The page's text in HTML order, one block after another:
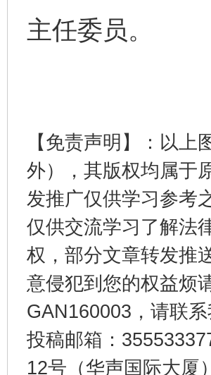
主任委员。
【免责声明】：以
外），其版权均属于
发推广仅供学习参考
仅供交流学习了解法
权，部分文章转发推
意侵犯到您的权益烦
GAN160003，请联
投稿邮箱：
12号（华声国际大厦
东山县通报“牛蛙产品抗生素超标问题”